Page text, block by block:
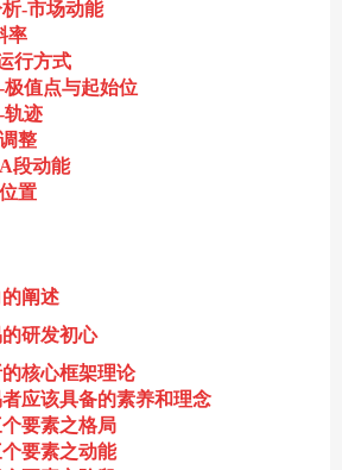
-市场动能
率
行方式
极值点与起始位
轨迹
整
段动能
置
阐述
研发初心
核心框架理论
应该具备的素养和理念
要素之格局
要素之动能